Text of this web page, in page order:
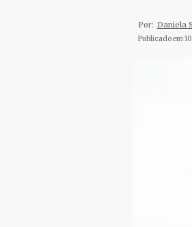
Por: Daniela
Publicado em